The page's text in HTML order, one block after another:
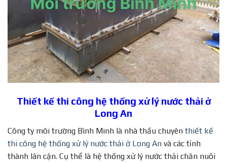
Thiết kế thi công hệ thống xử lý nước thải ở
Long An
Công ty môi trường Bình Minh là nhà thầu chuyên thiết kế
thi công hệ thống xử lý nước thải ở Long An và các tỉnh
thành lân cận. Cụ thể là hệ thống xử lý nước thải chăn nuôi